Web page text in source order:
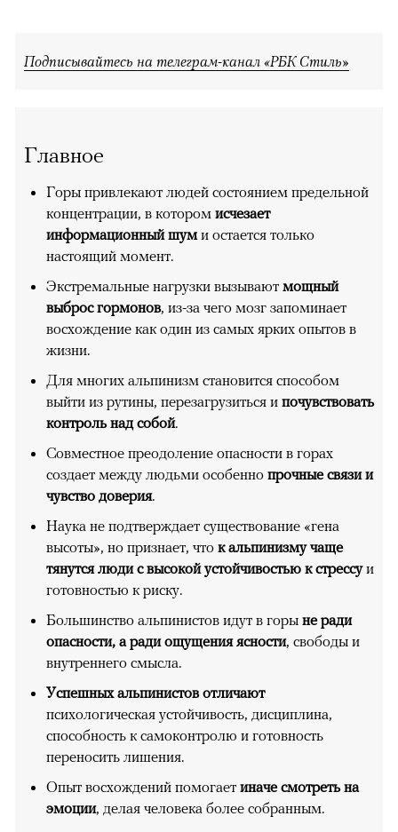
Подписывайтесь на телеграм-канал «РБК Стиль»
Главное
Горы привлекают людей состоянием предельной
концентрации, в котором исчезает
информационный шуми остается только
настоящий момент.
Экстремальные нагрузки вызывают мощный
выброс гормонов, из-за чего мозг запоминает
восхождение как один из самых ярких опытов в
жизни.
Для многих альпинизм становится способом
выйти из рутины, перезагрузиться и почувствовать
контроль над собой.
Совместное преодоление опасности в горах
создает между людьми особенно прочные связи и
чувство доверия.
Наука не подтверждает существование «гена
высоты», но признает, что к альпинизму чаще
тянутся люди с высокой устойчивостью к стрессуи
готовностью к риску.
Большинство альпинистов идут в горы не ради
опасности, а ради ощущения ясности, свободы и
внутреннего смысла.
Успешных альпинистов отличают
психологическая устойчивость, дисциплина,
способность к самоконтролю и готовность
переносить лишения.
Опыт восхождений помогает иначе смотреть на
эмоции, делая человека более собранным.